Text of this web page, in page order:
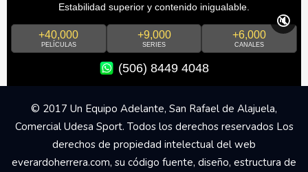
Estabilidad superior y contenido inigualable.
+40,000
PELÍCULAS
+9,000
SERIES
+6,000
CANALES
(506) 8449 4048
🔇
© 2017 Un Equipo Adelante, San Rafael de Alajuela,
Comercial Udesa Sport. Todos los derechos reservados Los
derechos de propiedad intelectual del web
everardoherrera.com, su código fuente, diseño, estructura de